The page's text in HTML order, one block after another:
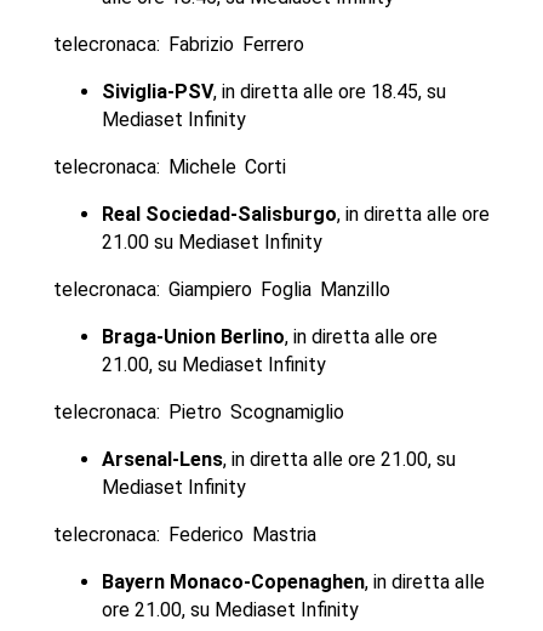
telecronaca: Fabrizio Ferrero
Siviglia-PSV, in diretta alle ore 18.45, su
Mediaset Infinity
telecronaca: Michele Corti
Real Sociedad-Salisburgo, in diretta alle ore
21.00 su Mediaset Infinity
telecronaca: Giampiero Foglia Manzillo
Braga-Union Berlino, in diretta alle ore
21.00, su Mediaset Infinity
telecronaca: Pietro Scognamiglio
Arsenal-Lens, in diretta alle ore 21.00, su
Mediaset Infinity
telecronaca: Federico Mastria
Bayern Monaco-Copenaghen, in diretta alle
ore 21.00, su Mediaset Infinity